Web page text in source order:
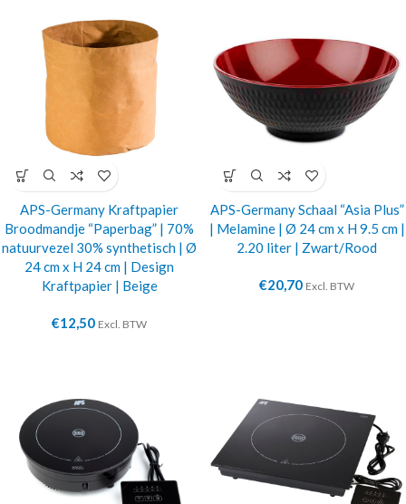
APS-Germany Kraftpapier
Broodmandje “Paperbag” | 70%
natuurvezel 30% synthetisch | Ø
24 cm x H 24 cm | Design
Kraftpapier | Beige
€12,50 Excl. BTW
APS-Germany Schaal “Asia Plus”
| Melamine | Ø 24 cm x H 9.5 cm |
2.20 liter | Zwart/Rood
€20,70 Excl. BTW